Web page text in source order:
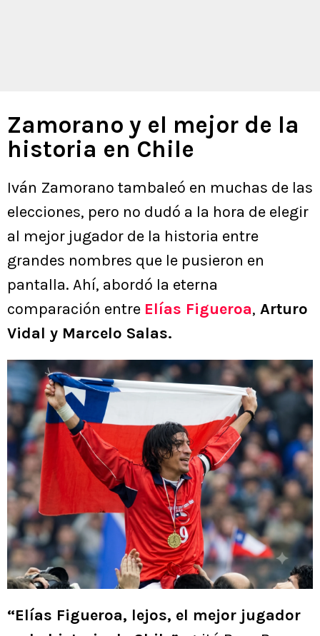
Zamorano y el mejor de la
historia en Chile
Iván Zamorano tambaleó en muchas de las
elecciones, pero no dudó a la hora de elegir
al mejor jugador de la historia entre
grandes nombres que le pusieron en
pantalla. Ahí, abordó la eterna
comparación entre Elías Figueroa, Arturo
Vidal y Marcelo Salas.
“Elías Figueroa, lejos, el mejor jugador